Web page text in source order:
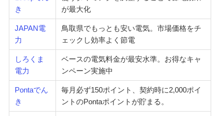
き
が最大化
JAPAN電
力
鳥取県でもっとも安い電気。市場価格をチ
ェックし効率よく節電
しろくま
電力
ベースの電気料金が最安水準。お得なキャ
ンペーン実施中
Pontaでん
き
毎月必ず150ポイント、契約時に2,000ポイ
ントのPontaポイントが貯まる。